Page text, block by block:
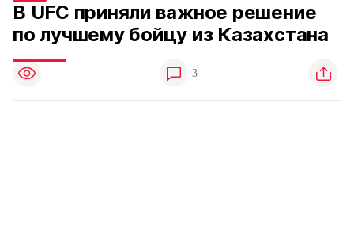
В UFC приняли важное решение
по лучшему бойцу из Казахстана
3